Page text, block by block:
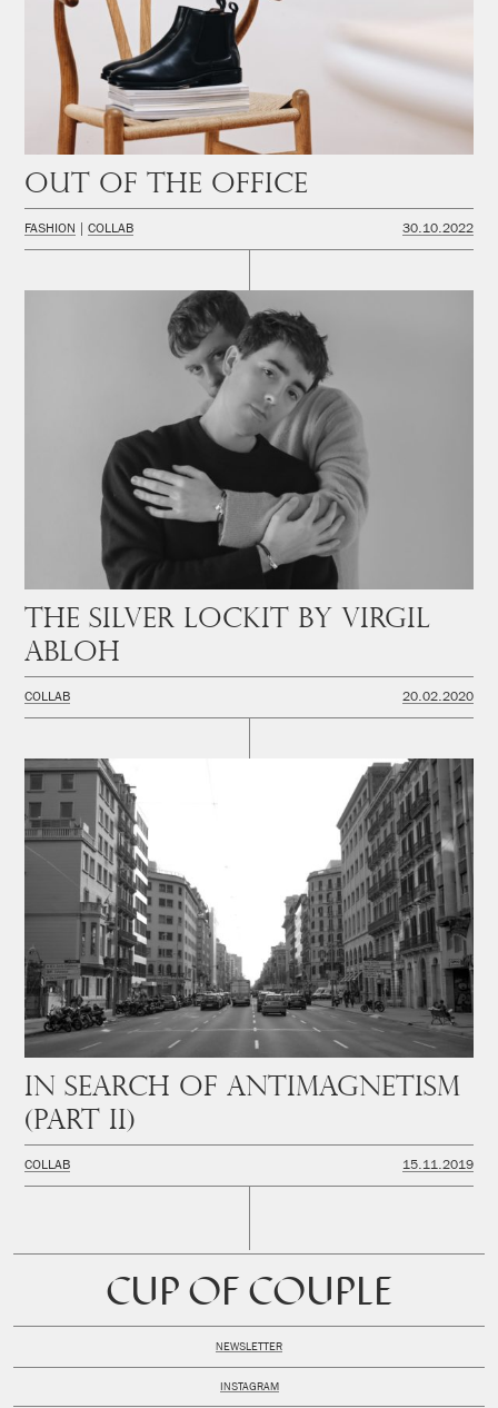
Out of the office
FASHION COLLAB 30.10.2022
The Silver Lockit by Virgil
Abloh
COLLAB 20.02.2020
In Search of Antimagnetism
(PART II)
COLLAB 15.11.2019
CUP OF COUPLE
NEWSLETTER
INSTAGRAM